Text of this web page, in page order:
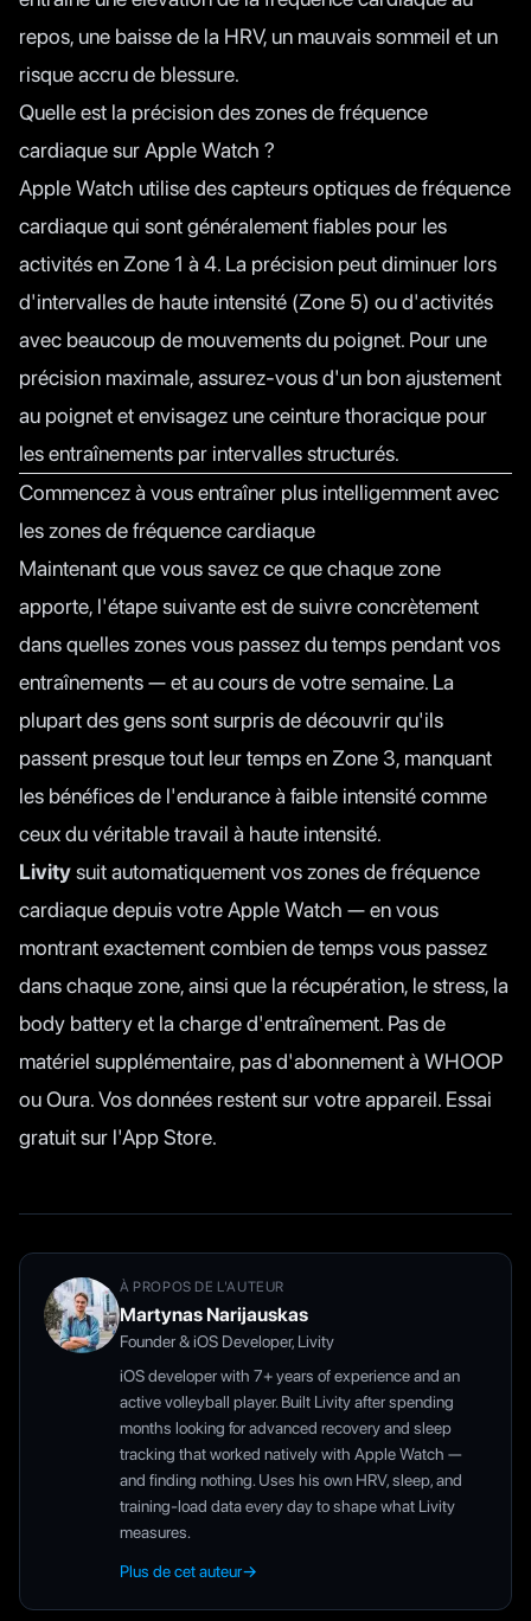
repos, une baisse de la HRV, un mauvais sommeil et un
risque accru de blessure.
Quelle est la précision des zones de fréquence
cardiaque sur Apple Watch ?
Apple Watch utilise des capteurs optiques de fréquence
cardiaque qui sont généralement fiables pour les
activités en Zone 1 à 4. La précision peut diminuer lors
d'intervalles de haute intensité (Zone 5) ou d'activités
avec beaucoup de mouvements du poignet. Pour une
précision maximale, assurez-vous d'un bon ajustement
au poignet et envisagez une ceinture thoracique pour
les entraînements par intervalles structurés.
Commencez à vous entraîner plus intelligemment avec
les zones de fréquence cardiaque
Maintenant que vous savez ce que chaque zone
apporte, l'étape suivante est de suivre concrètement
dans quelles zones vous passez du temps pendant vos
entraînements — et au cours de votre semaine. La
plupart des gens sont surpris de découvrir qu'ils
passent presque tout leur temps en Zone 3, manquant
les bénéfices de l'endurance à faible intensité comme
ceux du véritable travail à haute intensité.
Livitysuit automatiquement vos zones de fréquence
cardiaque depuis votre Apple Watch — en vous
montrant exactement combien de temps vous passez
dans chaque zone, ainsi que la récupération, le stress, la
body battery et la charge d'entraînement. Pas de
matériel supplémentaire, pas d'abonnement à WHOOP
ou Oura. Vos données restent sur votre appareil. Essai
gratuit sur l'App Store.
À PROPOS DE L'AUTEUR
Martynas Narijauskas
Founder & iOS Developer, Livity
iOS developer with 7+ years of experience and an
active volleyball player. Built Livity after spending
months looking for advanced recovery and sleep
tracking that worked natively with Apple Watch —
and finding nothing. Uses his own HRV, sleep, and
training-load data every day to shape what Livity
measures.
Plus de cet auteur→